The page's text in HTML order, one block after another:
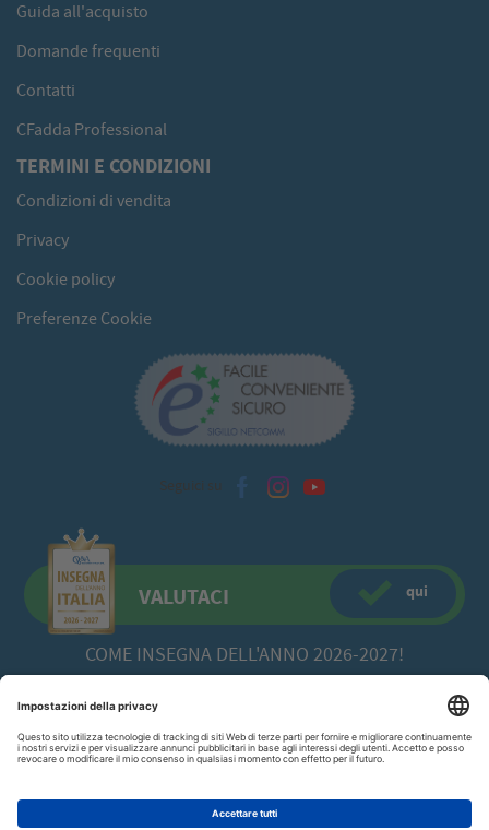
Guida all'acquisto
Domande frequenti
Contatti
CFadda Professional
TERMINI E CONDIZIONI
Condizioni di vendita
Privacy
Cookie policy
Preferenze Cookie
Seguici su
VALUTACI
COME INSEGNA DELL'ANNO 2026-2027!
qui
CFadda SRLa socio unico -Copyright© 2026 Via Calamattia, 23 - 09134
Cagliari (CA)070/520422P.I. 00613980929